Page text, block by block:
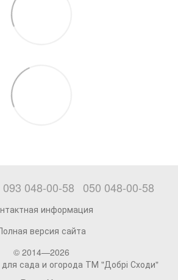
093 048-00-58 050 048-00-58
информация
версия сайта
© 2014—2026
сада и огорода ТМ "Добрі Сходи"